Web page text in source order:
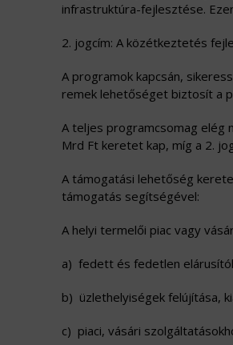
infrastruktúra-fejlesztése.
2. jogcím: A közétkeztetés
A programok kapcsán,
remek lehetőséget biztosít a
A teljes programcsomag elég
Mrd Ft keretet kap, míg a 2.
A támogatási lehetőség
támogatás segítségével:
A helyi termelői piac vagy
a) fedett és fedetlen
b) üzlethelyiségek felújítása,
c) piaci, vásári